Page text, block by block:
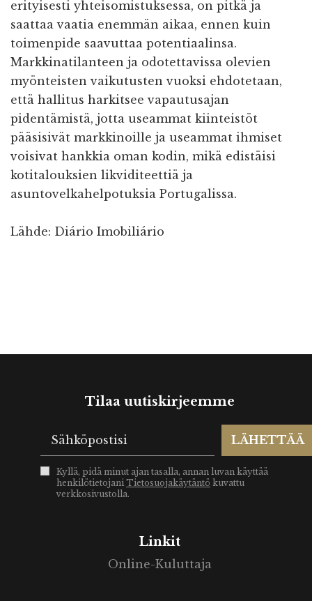
erityisesti yhteisomistuksessa, on pitkä ja
saattaa vaatia enemmän aikaa, ennen kuin
toimenpide saavuttaa potentiaalinsa.
Markkinatilanteen ja odotettavissa olevien
myönteisten vaikutusten vuoksi ehdotetaan,
että hallitus harkitsee vapautusajan
pidentämistä, jotta useammat kiinteistöt
pääsisivät markkinoille ja useammat ihmiset
voisivat hankkia oman kodin, mikä edistäisi
kotitalouksien likviditeettiä ja
asuntovelkahelpotuksia Portugalissa.
Lähde: Diário Imobiliário
Tilaa uutiskirjeemme
LÄHETTÄÄ
Kyllä, pidä minut ajan tasalla, annan luvan käyttää
henkilötietojani Tietosuojakäytäntö kuvattu
verkkosivustolla.
Linkit
Online-Kuluttaja